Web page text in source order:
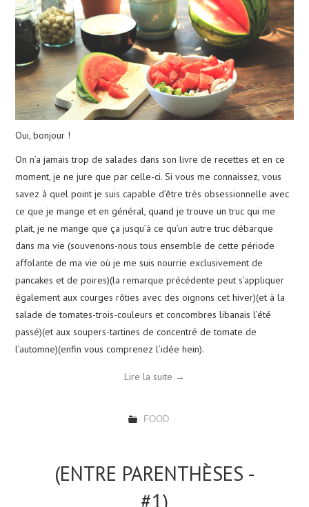
Oui, bonjour !
On n’a jamais trop de salades dans son livre de recettes et en ce
moment, je ne jure que par celle-ci. Si vous me connaissez, vous
savez à quel point je suis capable d’être très obsessionnelle avec
ce que je mange et en général, quand je trouve un truc qui me
plait, je ne mange que ça jusqu’à ce qu’un autre truc débarque
dans ma vie (souvenons-nous tous ensemble de cette période
affolante de ma vie où je me suis nourrie exclusivement de
pancakes et de poires)(la remarque précédente peut s’appliquer
également aux courges rôties avec des oignons cet hiver)(et à la
salade de tomates-trois-couleurs et concombres libanais l’été
passé)(et aux soupers-tartines de concentré de tomate de
l’automne)(enfin vous comprenez l’idée hein).
Lire la suite →
FOOD
(ENTRE PARENTHÈSES -
#1)